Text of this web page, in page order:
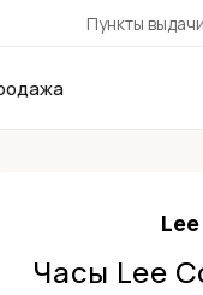
Пункты
Часы Lee